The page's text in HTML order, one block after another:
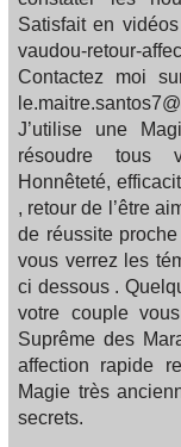
Satisfait en
vaudou-retour-
Contactez moi
J’utilise une
résoudre tous
Honnêteté,
, retour de l’être
de réussite
vous verrez les
ci dessous .
votre couple
Suprême des
affection rapide
Magie très
secrets.